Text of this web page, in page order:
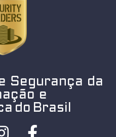
Segurança da
e
do Brasil